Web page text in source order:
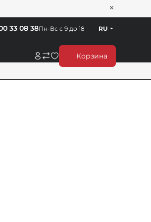
Корзина
Пн-Вс с 9 до 18
33 08 38 RU